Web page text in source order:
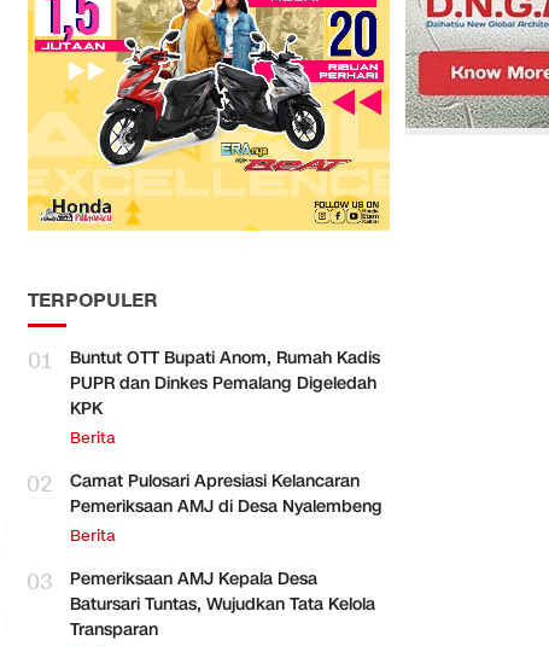
TERPOPULER
01
Buntut OTT Bupati Anom, Rumah Kadis
PUPR dan Dinkes Pemalang Digeledah
KPK
Berita
02
Camat Pulosari Apresiasi Kelancaran
Pemeriksaan AMJ di Desa Nyalembeng
Berita
03
Pemeriksaan AMJ Kepala Desa
Batursari Tuntas, Wujudkan Tata Kelola
Transparan